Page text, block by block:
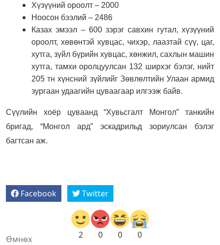
Хүзүүний ороолт – 2000
Ноосон бээлий – 2486
Казах эмээл – 600 зэрэг савхин гутал, хүзүүний
ороолт, хөвөнтэй хувцас, чихэр, лаазтай сүү, цаг,
хутга, зүйл бүрийн хувцас, хөнжил, сахлын машин
хутга, тамхи оролцуулсан 132 ширхэг бэлэг, нийт
205 тн хүнсний зүйлийг Зөвлөлтийн Улаан армид
зургаан удаагийн цуваагаар илгээж байв.
Сүүлийн хоёр цуваанд “Хувьсгалт Монгол” танкийн
бригад, “Монгол ард” эскадрильд зориулсан бэлэг
багтсан аж.
Facebook Twitter
2 0 0 0
Өмнөх